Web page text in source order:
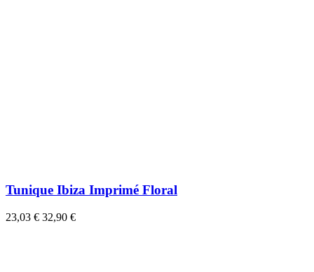
Tunique Ibiza Imprimé Floral
23,03 € 32,90 €